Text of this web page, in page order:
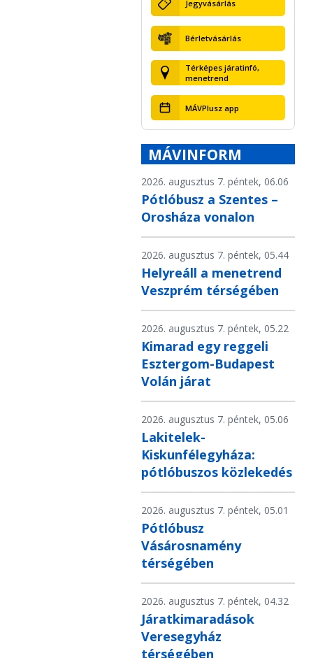
Jegyvásárlás
Bérletvásárlás
Térképes járatinfó,
menetrend
MÁVPlusz app
MÁVINFORM
2026. augusztus 7. péntek, 06.06
Pótlóbusz a Szentes –
Orosháza vonalon
2026. augusztus 7. péntek, 05.44
Helyreáll a menetrend
Veszprém térségében
2026. augusztus 7. péntek, 05.22
Kimarad egy reggeli
Esztergom-Budapest
Volán járat
2026. augusztus 7. péntek, 05.06
Lakitelek-
Kiskunfélegyháza:
pótlóbuszos közlekedés
2026. augusztus 7. péntek, 05.01
Pótlóbusz
Vásárosnamény
térségében
2026. augusztus 7. péntek, 04.32
Járatkimaradások
Veresegyház
térségében